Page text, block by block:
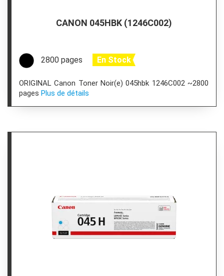
CANON 045HBK (1246C002)
2800 pages En Stock
ORIGINAL Canon Toner Noir(e) 045hbk 1246C002 ~2800
pages Plus de détails